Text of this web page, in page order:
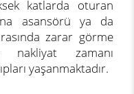
katlarda oturan
asansörü ya da
zarar görme
nakliyat zamanı
yaşanmaktadır.